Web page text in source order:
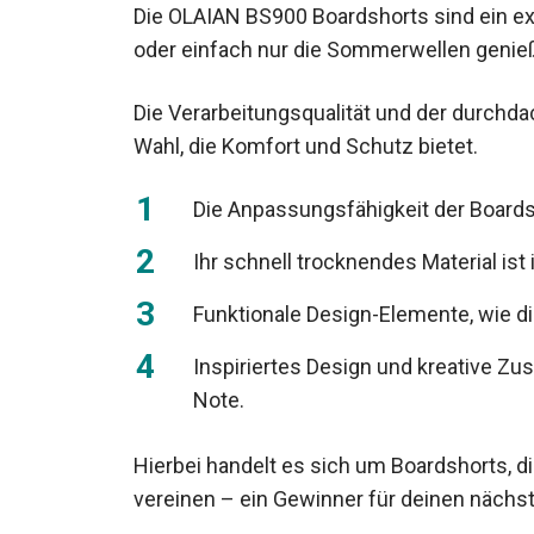
Die OLAIAN BS900 Boardshorts sind ein
oder einfach nur die Sommerwellen
Die Verarbeitungsqualität und der
Wahl, die Komfort und Schutz bietet.
Die Anpassungsfähigkeit der
Ihr schnell trocknendes Material ist
Funktionale Design-Elemente, wie
Inspiriertes Design und kreative
Note.
Hierbei handelt es sich um Boardshorts,
vereinen – ein Gewinner für deinen